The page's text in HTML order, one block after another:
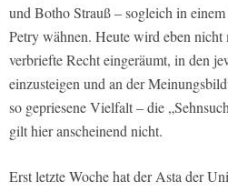
und Botho Strauß – sogleich in
Petry wähnen. Heute wird eben nicht
verbriefte Recht eingeräumt, in den
einzusteigen und an der
so gepriesene Vielfalt – die
gilt hier anscheinend nicht.
Erst letzte Woche hat der Asta der